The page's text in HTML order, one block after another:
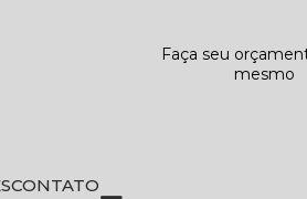
Faça seu
mesmo
CONTATO